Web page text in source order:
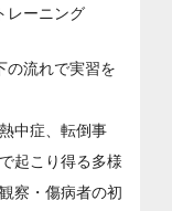
レーニング
の流れで実習を
中症、転倒事
起こり得る多様
察・傷病者の初